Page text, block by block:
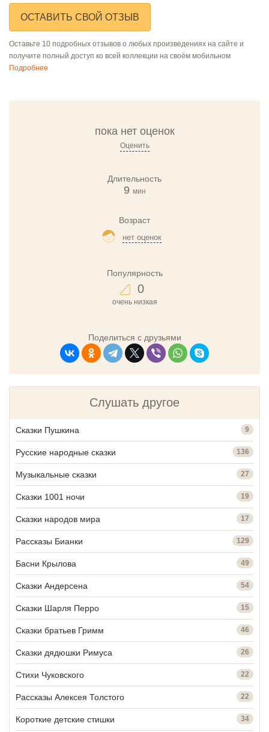
ОСТАВИТЬ СВОЙ ОТЗЫВ
Оставьте 10 подробных отзывов о любых произведениях на сайте и
получите полный доступ ко всей коллекции на своём мобильном
Подробнее
пока нет оценок
Оценить
Длительность
9 мин
Возраст
нет оценок
Популярность
0
очень низкая
Поделиться с друзьями
Слушать другое
Сказки Пушкина 9
Русские народные сказки 136
Музыкальные сказки 27
Сказки 1001 ночи 19
Сказки народов мира 17
Рассказы Бианки 129
Басни Крылова 49
Сказки Андерсена 54
Сказки Шарля Перро 15
Сказки братьев Гримм 46
Сказки дядюшки Римуса 26
Стихи Чуковского 22
Рассказы Алексея Толстого 22
Короткие детские стишки 34